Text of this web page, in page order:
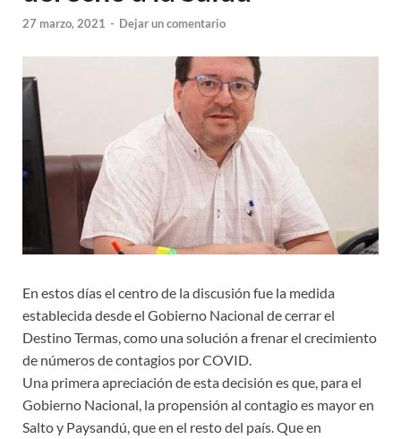
27 marzo, 2021 - Dejar un comentario
En estos días el centro de la discusión fue la medida
establecida desde el Gobierno Nacional de cerrar el
Destino Termas, como una solución a frenar el crecimiento
de números de contagios por COVID.
Una primera apreciación de esta decisión es que, para el
Gobierno Nacional, la propensión al contagio es mayor en
Salto y Paysandú, que en el resto del país. Que en